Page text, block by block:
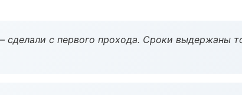
с первого прохода. Сроки выдержаны